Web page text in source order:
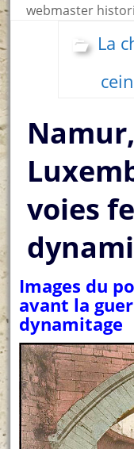
webmaster
La
voies
Images du
avant la
dynamitage